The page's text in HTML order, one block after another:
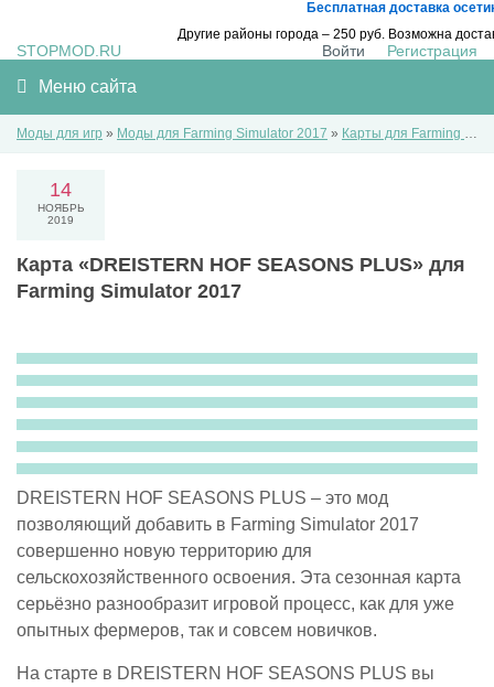
Бесплатная доставка
Другие районы города – 250 руб. Возможна
STOPMOD.RU Войти Регистрация
Меню сайта
Моды для игр » Моды для Farming Simulator 2017 » Карты для Farming Simulator 2017
14
НОЯБРЬ
2019
Карта «DREISTERN HOF SEASONS PLUS» для
Farming Simulator 2017
DREISTERN HOF SEASONS PLUS – это мод
позволяющий добавить в Farming Simulator 2017
совершенно новую территорию для
сельскохозяйственного освоения. Эта сезонная карта
серьёзно разнообразит игровой процесс, как для уже
опытных фермеров, так и совсем новичков.
На старте в DREISTERN HOF SEASONS PLUS вы